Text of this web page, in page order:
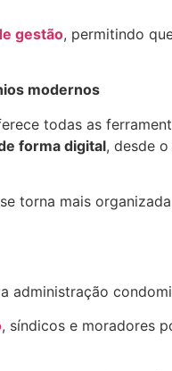
gestão, permitindo
modernos
todas as
forma digital, desde
torna mais
administração
, síndicos e moradores